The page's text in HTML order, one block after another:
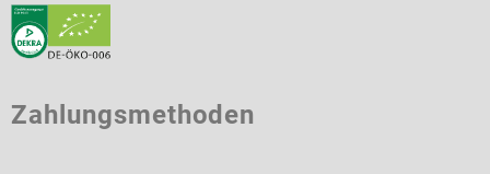
Zahlungsmethoden